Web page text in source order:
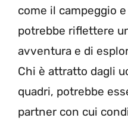
come il campeggio
potrebbe riflettere
avventura e di
Chi è attratto dagli
quadri, potrebbe
partner con cui